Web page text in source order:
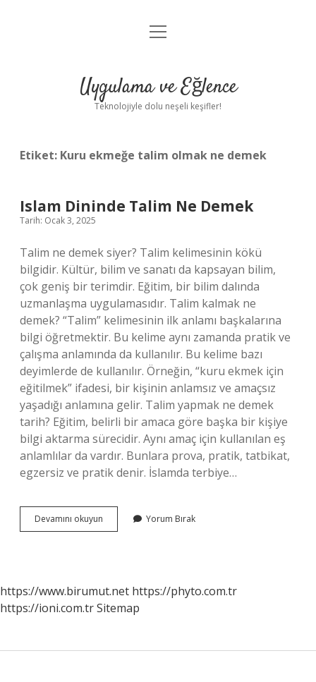
Anasayfa
Yasal Uyarı
menüyü
Uygulama ve Eğlence
Teknolojiyle dolu neşeli keşifler!
Etiket: Kuru ekmeğe talim olmak ne demek
Islam Dininde Talim Ne Demek
Tarih: Ocak 3, 2025
Talim ne demek siyer? Talim kelimesinin kökü
bilgidir. Kültür, bilim ve sanatı da kapsayan bilim,
çok geniş bir terimdir. Eğitim, bir bilim dalında
uzmanlaşma uygulamasıdır. Talim kalmak ne
demek? “Talim” kelimesinin ilk anlamı başkalarına
bilgi öğretmektir. Bu kelime aynı zamanda pratik ve
çalışma anlamında da kullanılır. Bu kelime bazı
deyimlerde de kullanılır. Örneğin, “kuru ekmek için
eğitilmek” ifadesi, bir kişinin anlamsız ve amaçsız
yaşadığı anlamına gelir. Talim yapmak ne demek
tarih? Eğitim, belirli bir amaca göre başka bir kişiye
bilgi aktarma sürecidir. Aynı amaç için kullanılan eş
anlamlılar da vardır. Bunlara prova, pratik, tatbikat,
egzersiz ve pratik denir. İslamda terbiye…
Devamını okuyun
Dininde
Yorum Bırak
https://www.birumut.net https://phyto.com.tr
https://ioni.com.trSitemap